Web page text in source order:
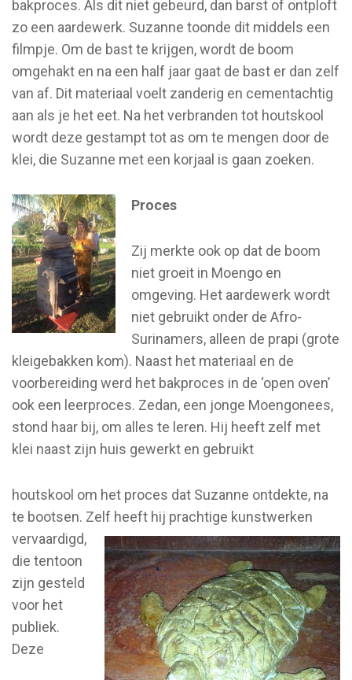
bakproces. Als dit niet gebeurd, dan barst of ontploft
zo een aardewerk. Suzanne toonde dit middels een
filmpje. Om de bast te krijgen, wordt de boom
omgehakt en na een half jaar gaat de bast er dan zelf
van af. Dit materiaal voelt zanderig en cementachtig
aan als je het eet. Na het verbranden tot houtskool
wordt deze gestampt tot as om te mengen door de
klei, die Suzanne met een korjaal is gaan zoeken.
Proces
Zij merkte ook op dat de boom
niet groeit in Moengo en
omgeving. Het aardewerk wordt
niet gebruikt onder de Afro-
Surinamers, alleen de prapi (grote
kleigebakken kom). Naast het materiaal en de
voorbereiding werd het bakproces in de ‘open oven’
ook een leerproces. Zedan, een jonge Moengonees,
stond haar bij, om alles te leren. Hij heeft zelf met
klei naast zijn huis gewerkt en gebruikt
houtskool om het proces dat Suzanne ontdekte, na
te bootsen. Zelf heeft hij prachtige kunstwerken
vervaardigd,
die tentoon
zijn gesteld
voor het
publiek.
Deze